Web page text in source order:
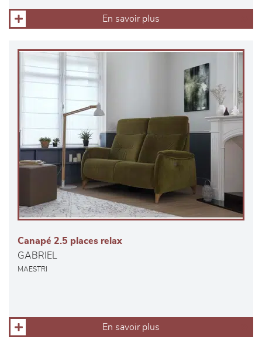
En savoir plus
Canapé 2.5 places relax
GABRIEL
MAESTRI
En savoir plus